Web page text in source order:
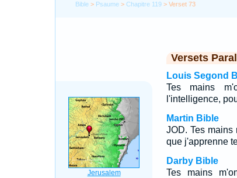
Bible > Psaume >Chapitre 119 > Verset 73
Versets
Louis Segond
Tes mains
l'intelligence,
Martin Bible
JOD. Tes mains
que j'apprenne
Darby Bible
Tes mains